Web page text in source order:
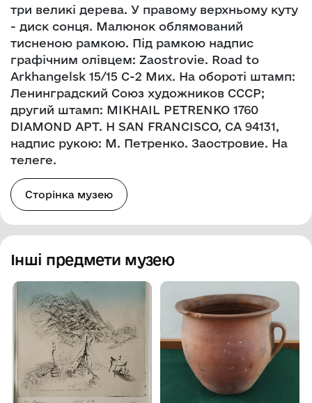
три великі дерева. У правому верхньому куту
- диск сонця. Малюнок облямований
тисненою рамкою. Під рамкою надпис
графічним олівцем: Zaostrovie. Road to
Arkhangelsk 15/15 C-2 Мих. На обороті штамп:
Ленинградский Союз художников СССР;
другий штамп: MIKHAIL PETRENKO 1760
DIAMOND APT. H SAN FRANCISCO, CA 94131,
надпис рукою: М. Петренко. Заостровие. На
телеге.
Сторінка музею
Інші предмети музею